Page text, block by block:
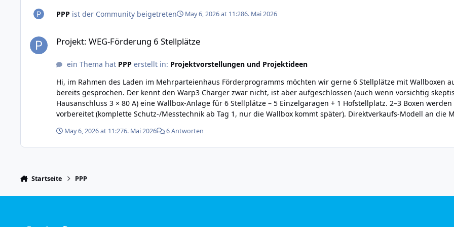
PPP ist der Community beigetreten May 6, 2026 at 11:286. Mai 2026
Projekt: WEG-Förderung 6 Stellplätze
ein Thema hat PPP erstellt in: Projektvorstellungen und Projektideen
Hi, im Rahmen des Laden im Mehrparteienhaus Förderprogramms möchten wir gerne 6 Stellplätze mit Wallboxen
bereits gesprochen. Der kennt den Warp3 Charger zwar nicht, ist aber aufgeschlossen (auch wenn vorsichtig
Hausanschluss 3 × 80 A) eine Wallbox-Anlage für 6 Stellplätze – 5 Einzelgaragen + 1 Hofstellplatz. 2–3 Boxen
vorbereitet (komplette Schutz-/Messtechnik ab Tag 1, nur die Wallbox kommt später). Direktverkaufs-Modell an die
phasig, Modbus RTU) Hausanschluss-Erfassung: Eastron SDM630MCT mit 3 × Klappstromwandler 100/5 A direkt
den Restverbrauch der Liegenschaft (9 WE + Allgemein + Heizung) reagiert. Kein Abrechnungszähler. Topologie:
TCP↔RTU-Gateway (Idee: USR-DR302 o. ä.) im Sammelverteiler. Lastmanager-WARP3 spricht das Gateway per LAN/
Fall den Verbund auf 6 A/Phase KfW-Förderung vorgesehen (Antrag selbstverständlich vor Auftragsvergabe)
May 6, 2026 at 11:276. Mai 2026 6 Antworten
Startseite PPP
Light ModeDark ModeSystem Preference